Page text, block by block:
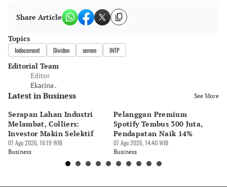
Share Article
Topics
Indocement Dividen semen INTP
Editorial Team
Editor
Ekarina .
Latest in Business See More
Serapan Lahan Industri
Melambat, Colliers:
Investor Makin Selektif
07 Agu 2026, 16:19 WIB
Business
Pelanggan Premium
Spotify Tembus 300 Juta,
Pendapatan Naik 14%
07 Agu 2026, 14:40 WIB
Business